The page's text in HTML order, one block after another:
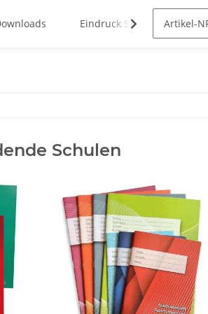
Eindruck Service
Schulen